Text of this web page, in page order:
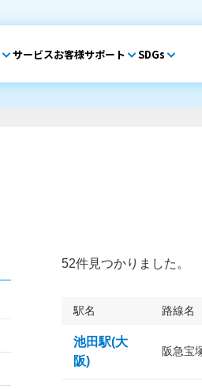
サービスお客様サポート SDGs
52件見つかりました。
駅名 路線名
池田駅(大
阪)
阪急宝